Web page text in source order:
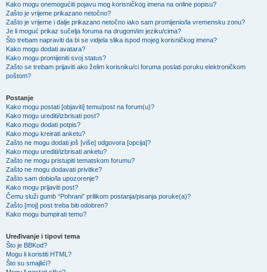
Kako mogu onemogućiti pojavu mog korisničkog imena na online popisu?
Zašto je vrijeme prikazano netočno?
Zašto je vrijeme i dalje prikazano netočno iako sam promijenio/la vremensku zonu?
Je li moguć prikaz sučelja foruma na drugom/im jeziku/cima?
Što trebam napraviti da bi se vidjela slika ispod mojeg korisničkog imena?
Kako mogu dodati avatara?
Kako mogu promijeniti svoj status?
Zašto se trebam prijaviti ako želim korisniku/ci foruma poslati poruku elektroničkom
poštom?
Postanje
Kako mogu postati [objaviti] temu/post na forum(u)?
Kako mogu urediti/izbrisati post?
Kako mogu dodati potpis?
Kako mogu kreirati anketu?
Zašto ne mogu dodati još [više] odgovora [opcija]?
Kako mogu urediti/izbrisati anketu?
Zašto ne mogu pristupiti tematskom forumu?
Zašto ne mogu dodavati privitke?
Zašto sam dobio/la upozorenje?
Kako mogu prijaviti post?
Čemu služi gumb “Pohrani” prilikom postanja/pisanja poruke(a)?
Zašto [moj] post treba biti odobren?
Kako mogu bumpirati temu?
Uređivanje i tipovi tema
Što je BBKod?
Mogu li koristiti HTML?
Što su smajlići?